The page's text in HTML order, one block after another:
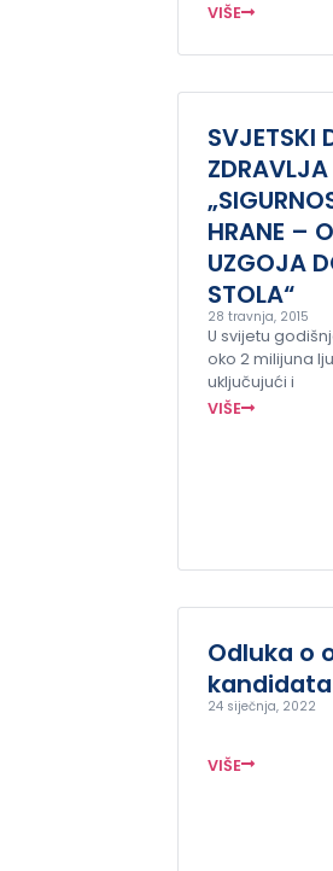
VIŠE
SVJETSKI
HRANE –
UZGOJA
STOLA“
28 travnja, 2015
U svijetu
oko 2 milijuna
uključujući i
VIŠE
Odluka o
kandidata
24 siječnja, 2022
VIŠE